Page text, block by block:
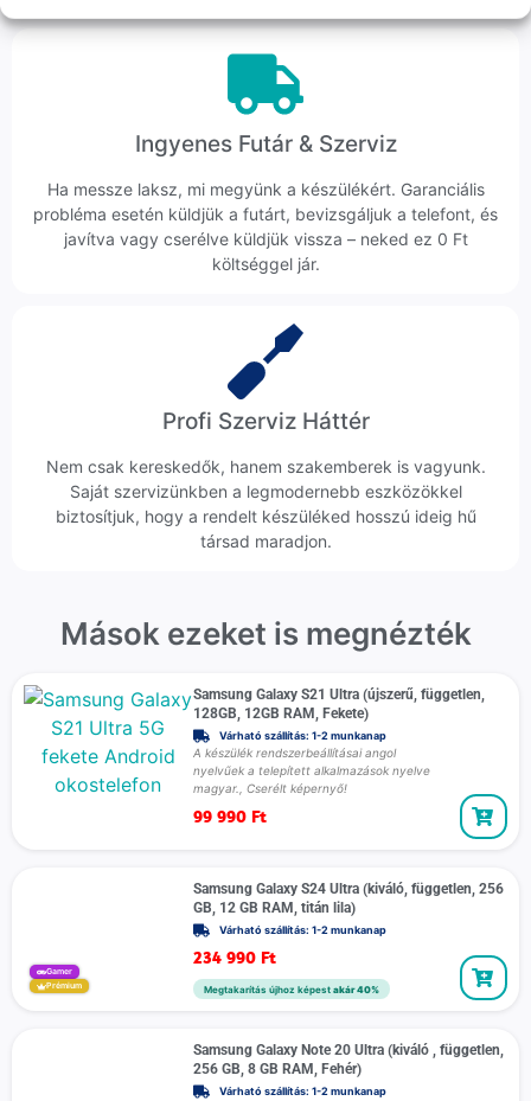
Ingyenes Futár & Szerviz
Ha messze laksz, mi megyünk a készülékért. Garanciális
probléma esetén küldjük a futárt, bevizsgáljuk a telefont, és
javítva vagy cserélve küldjük vissza – neked ez 0 Ft
költséggel jár.
Profi Szerviz Háttér
Nem csak kereskedők, hanem szakemberek is vagyunk.
Saját szervizünkben a legmodernebb eszközökkel
biztosítjuk, hogy a rendelt készüléked hosszú ideig hű
társad maradjon.
Mások ezeket is megnézték
Samsung Galaxy S21 Ultra (újszerű, független,
128GB, 12GB RAM, Fekete)
Várható szállítás: 1-2 munkanap
A készülék rendszerbeállításai angol
nyelvűek a telepített alkalmazások nyelve
magyar., Cserélt képernyő!
99 990 Ft
Gamer
Prémium
Samsung Galaxy S24 Ultra (kiváló, független, 256
GB, 12 GB RAM, titán lila)
Várható szállítás: 1-2 munkanap
234 990 Ft
Megtakarítás újhoz képest akár 40%
Samsung Galaxy Note 20 Ultra (kiváló , független,
256 GB, 8 GB RAM, Fehér)
Várható szállítás: 1-2 munkanap